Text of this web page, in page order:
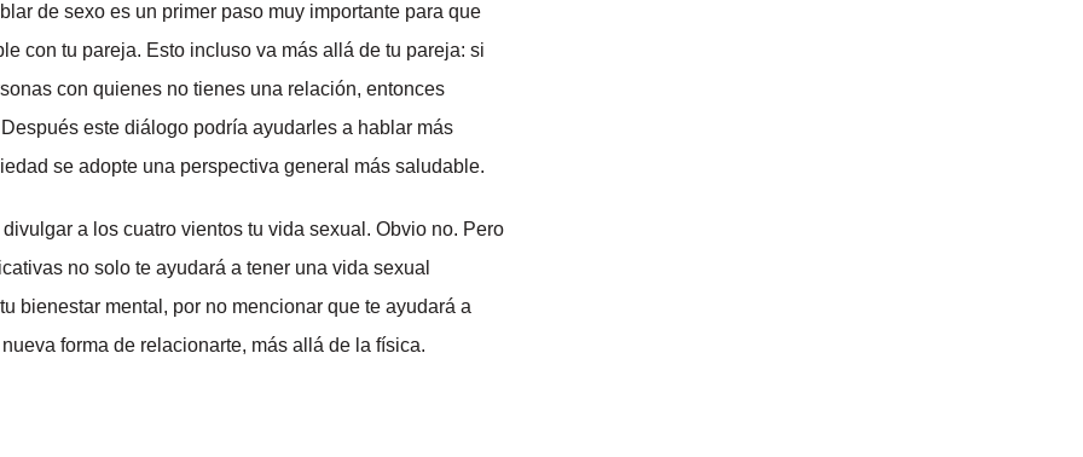
de sexo es un primer paso muy importante para que
con tu pareja. Esto incluso va más allá de tu pareja: si
con quienes no tienes una relación, entonces
este diálogo podría ayudarles a hablar más
se adopte una perspectiva general más saludable.
a los cuatro vientos tu vida sexual. Obvio no. Pero
no solo te ayudará a tener una vida sexual
bienestar mental, por no mencionar que te ayudará a
forma de relacionarte, más allá de la física.